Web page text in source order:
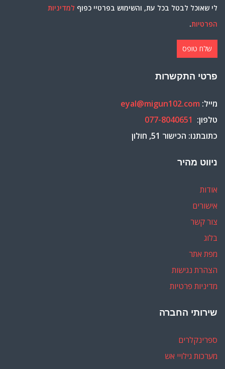
לי שאוכל לבטל בכל עת, והשימוש בפרטיי כפוף למדיניות
הפרטיות.
פרטי התקשרות
מייל: eyal@migun102.com
טלפון: 077-8040651
כתובתנו: הכישור 51, חולון
ניווט מהיר
אודות
אישורים
צור קשר
בלוג
מפת אתר
הצהרת נגישות
מדיניות פרטיות
שירותי החברה
ספרינקלרים
מערכות גילויי אש